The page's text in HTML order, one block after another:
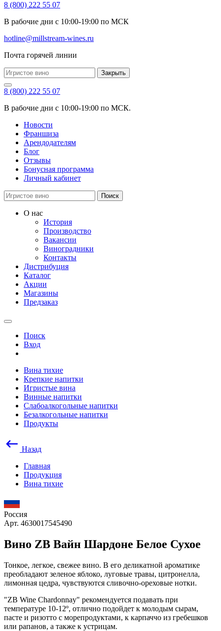
8 (800) 222 55 07
В рабочие дни с 10:00-19:00 по МСК
hotline@millstream-wines.ru
Почта горячей линии
Закрыть
8 (800) 222 55 07
В рабочие дни с 10:00-19:00 по МСК.
Новости
Франшиза
Арендодателям
Блог
Отзывы
Бонусная программа
Личный кабинет
Поиск
О нас
История
Производство
Вакансии
Виноградники
Контакты
Дистрибуция
Каталог
Акции
Магазины
Предзаказ
Поиск
Вход
Вина тихие
Крепкие напитки
Игристые вина
Винные напитки
Слабоалкогольные напитки
Безалкогольные напитки
Продукты
Назад
Главная
Продукция
Вина тихие
Россия
Арт. 4630017545490
Вино ZB Вайн Шардоне Белое Сухое
Тонкое, легкое, свежее вино. В его деликатной ароматике
преобладают зеленое яблоко, луговые травы, цитронелла,
лимонная цедра, чувствуются сливочно-ореховые нотки.
"ZB Wine Chardonnay" рекомендуется подавать при
температуре 10-12º, отлично подойдет к молодым сырам,
пасте и ризотто с морепродуктами, к карпаччо из гребешков
или рапанов, а также к устрицам.